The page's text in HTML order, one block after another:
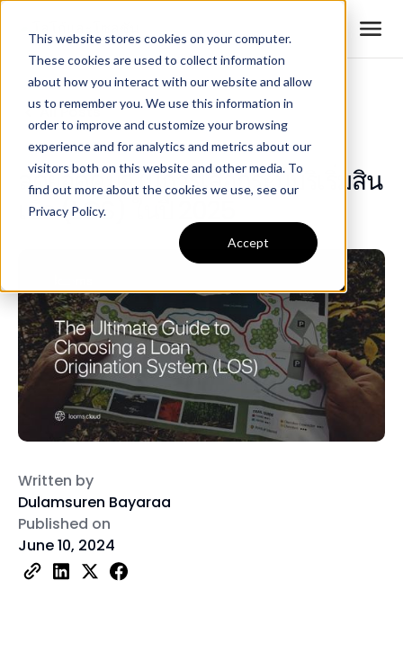
This website stores cookies on your computer.
These cookies are used to collect information
about how you interact with our website and allow
us to remember you. We use this information in
order to improve and customize your browsing
experience and for analytics and metrics about our
visitors both on this website and other media. To
find out more about the cookies we use, see our
Privacy Policy.
Accept
All Posts
สุดยอดคู่มือในการเลือกระบบริเริ่มสิน
เชื่อ (LOS) ในปี 2025
Written by
Dulamsuren Bayaraa
Published on
June 10, 2024